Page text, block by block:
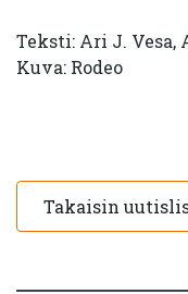
Teksti: Ari J. Vesa,
Kuva: Rodeo
Takaisin